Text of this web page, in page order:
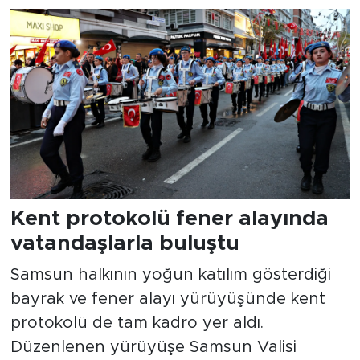
Kent protokolü fener alayında
vatandaşlarla buluştu
Samsun halkının yoğun katılım gösterdiği
bayrak ve fener alayı yürüyüşünde kent
protokolü de tam kadro yer aldı.
Düzenlenen yürüyüşe Samsun Valisi